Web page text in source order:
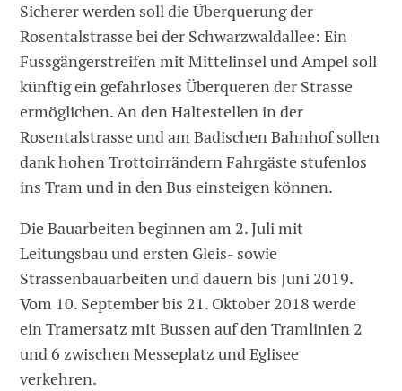
Sicherer werden soll die Überquerung der
Rosentalstrasse bei der Schwarzwaldallee: Ein
Fussgängerstreifen mit Mittelinsel und Ampel soll
künftig ein gefahrloses Überqueren der Strasse
ermöglichen. An den Haltestellen in der
Rosentalstrasse und am Badischen Bahnhof sollen
dank hohen Trottoirrändern Fahrgäste stufenlos
ins Tram und in den Bus einsteigen können.
Die Bauarbeiten beginnen am 2. Juli mit
Leitungsbau und ersten Gleis- sowie
Strassenbauarbeiten und dauern bis Juni 2019.
Vom 10. September bis 21. Oktober 2018 werde
ein Tramersatz mit Bussen auf den Tramlinien 2
und 6 zwischen Messeplatz und Eglisee
verkehren.